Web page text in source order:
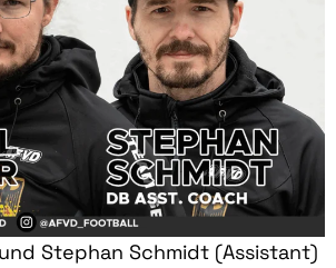
Stephan Schmidt (Assistant)